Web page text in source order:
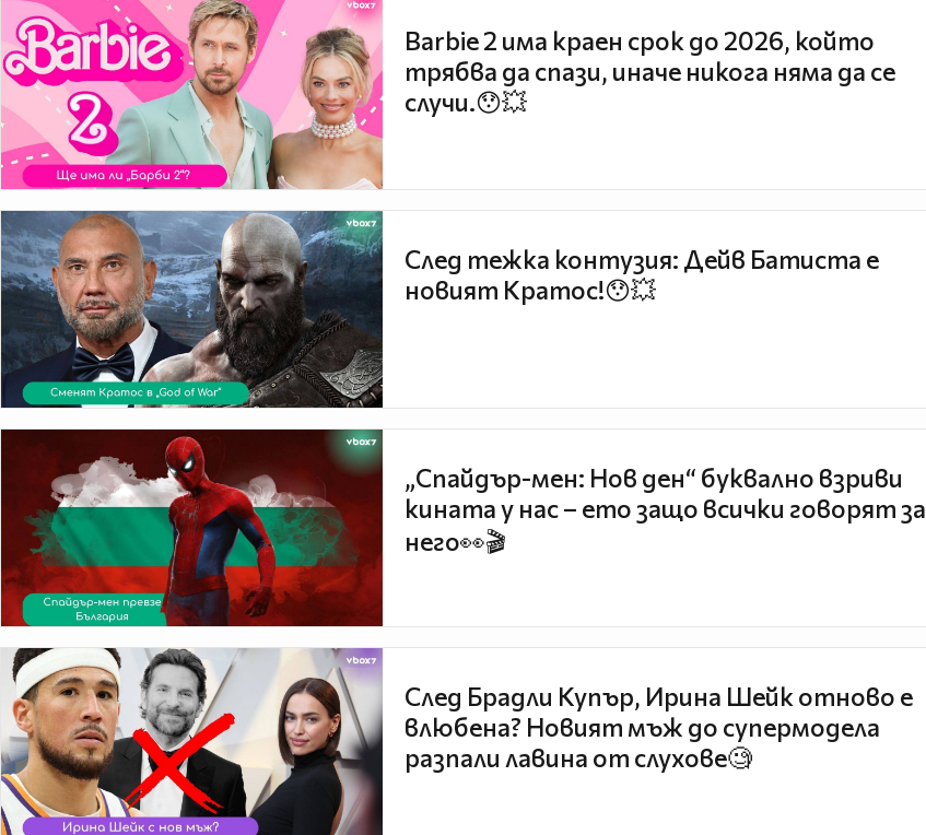
Barbie 2 има краен срок до 2026, който
трябва да спази, иначе никога няма да се
случи.😯💥
След тежка контузия: Дейв Батиста е
новият Кратос!😯💥
„Спайдър-мен: Нов ден“ буквално взриви
кината у нас – ето защо всички говорят за
него👀🎬
След Брадли Купър, Ирина Шейк отново е
влюбена? Новият мъж до супермодела
разпали лавина от слухове🧐